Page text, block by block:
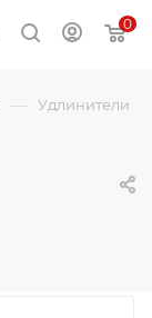
0
— Удлинители